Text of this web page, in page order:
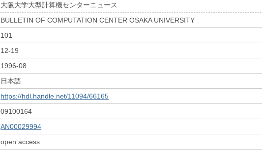
大阪大学大型計算機センターニュース
BULLETIN OF COMPUTATION CENTER OSAKA UNIVERSITY
101
12-19
1996-08
日本語
https://hdl.handle.net/11094/66165
09100164
AN00029994
open access